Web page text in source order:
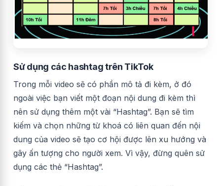
Sử dụng các hashtag trên TikTok
Trong mỗi video sẽ có phần mô tả đi kèm, ở đó
ngoài việc bạn viết một đoạn nội dung đi kèm thì
nên sử dụng thêm một vài “Hashtag”. Bạn sẽ tìm
kiếm và chọn những từ khoá có liên quan đến nội
dung của video sẽ tạo cơ hội được lên xu hướng và
gây ấn tượng cho người xem. Vì vậy, đừng quên sử
dụng các thẻ “Hashtag”.